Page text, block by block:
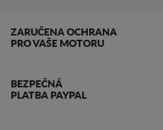
ZARUČENA OCHRANA
PRO VAŠE MOTORU
BEZPEČNÁ
PLATBA PAYPAL